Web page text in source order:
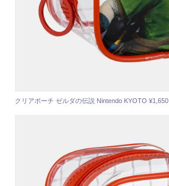
クリアポーチ ゼルダの伝説 Nintendo KYOTO ¥1,650